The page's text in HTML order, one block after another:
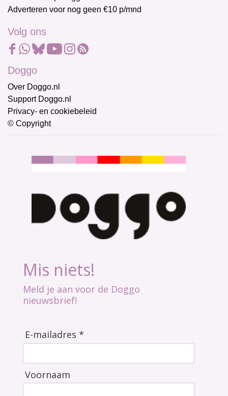
Adverteren voor nog geen €10 p/mnd
Volg ons
Doggo
Over Doggo.nl
Support Doggo.nl
Privacy- en cookiebeleid
© Copyright
Mis niets!
Meld je aan voor de Doggo
nieuwsbrief!
E-mailadres *
Voornaam